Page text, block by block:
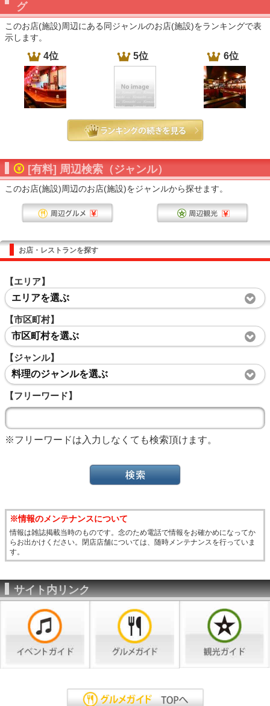
グ
このお店(施設)周辺にある同ジャンルのお店(施設)をランキングで表
示します。
4位 5位 6位
[有料] 周辺検索（ジャンル）
このお店(施設)周辺のお店(施設)をジャンルから探せます。
お店・レストランを探す
【エリア】
エリアを選ぶ
【市区町村】
市区町村を選ぶ
【ジャンル】
料理のジャンルを選ぶ
【フリーワード】
※フリーワードは入力しなくても検索頂けます。
※情報のメンテナンスについて
情報は雑誌掲載当時のものです。念のため電話で情報をお確かめになってか
らお出かけください。閉店店舗については、随時メンテナンスを行っていま
す。
サイト内リンク